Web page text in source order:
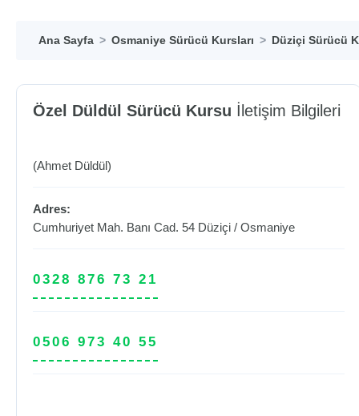
Ana Sayfa Osmaniye Sürücü Kursları Düziçi Sürücü
Özel Düldül Sürücü Kursu İletişim Bilgileri
(Ahmet Düldül)
Adres:
Cumhuriyet Mah. Banı Cad. 54 Düziçi / Osmaniye
0328 876 73 21
0506 973 40 55